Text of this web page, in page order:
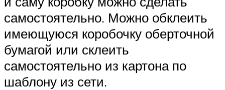
самостоятельно. Можно обклеить
имеющуюся коробочку оберточной
бумагой или склеить
самостоятельно из картона по
шаблону из сети.